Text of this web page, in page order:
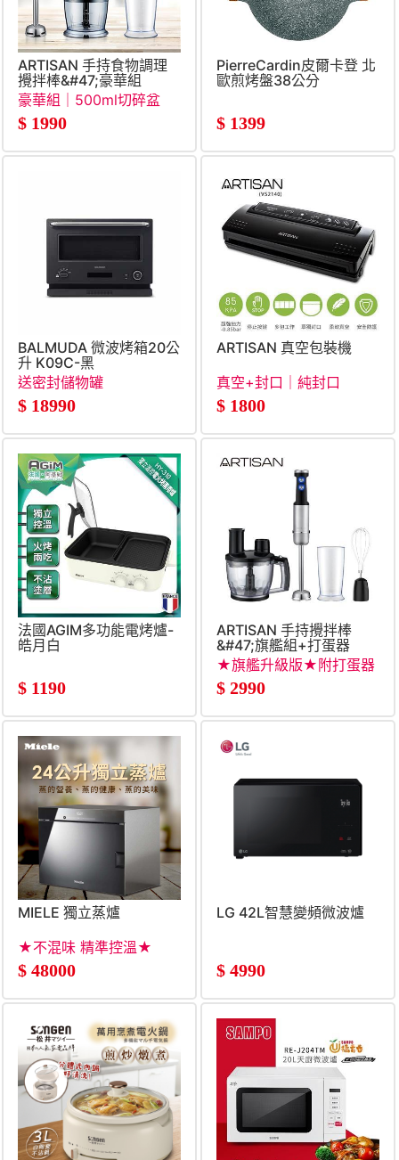
ARTISAN 手持食物調理
攪拌棒&#47;豪華組
豪華組｜500ml切碎盆
$ 1990
PierreCardin皮爾卡登 北
歐煎烤盤38公分
$ 1399
BALMUDA 微波烤箱20公
升 K09C-黑
送密封儲物罐
$ 18990
ARTISAN 真空包裝機
真空+封口｜純封口
$ 1800
法國AGIM多功能電烤爐-
皓月白
$ 1190
ARTISAN 手持攪拌棒
&#47;旗艦組+打蛋器
★旗艦升級版★附打蛋器
$ 2990
MIELE 獨立蒸爐
★不混味 精準控溫★
$ 48000
LG 42L智慧變頻微波爐
$ 4990